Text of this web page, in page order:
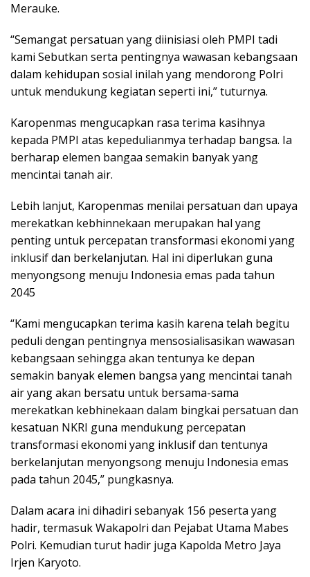
Merauke.
“Semangat persatuan yang diinisiasi oleh PMPI tadi
kami Sebutkan serta pentingnya wawasan kebangsaan
dalam kehidupan sosial inilah yang mendorong Polri
untuk mendukung kegiatan seperti ini,” tuturnya.
Karopenmas mengucapkan rasa terima kasihnya
kepada PMPI atas kepedulianmya terhadap bangsa. Ia
berharap elemen bangaa semakin banyak yang
mencintai tanah air.
Lebih lanjut, Karopenmas menilai persatuan dan upaya
merekatkan kebhinnekaan merupakan hal yang
penting untuk percepatan transformasi ekonomi yang
inklusif dan berkelanjutan. Hal ini diperlukan guna
menyongsong menuju Indonesia emas pada tahun
2045
“Kami mengucapkan terima kasih karena telah begitu
peduli dengan pentingnya mensosialisasikan wawasan
kebangsaan sehingga akan tentunya ke depan
semakin banyak elemen bangsa yang mencintai tanah
air yang akan bersatu untuk bersama-sama
merekatkan kebhinekaan dalam bingkai persatuan dan
kesatuan NKRI guna mendukung percepatan
transformasi ekonomi yang inklusif dan tentunya
berkelanjutan menyongsong menuju Indonesia emas
pada tahun 2045,” pungkasnya.
Dalam acara ini dihadiri sebanyak 156 peserta yang
hadir, termasuk Wakapolri dan Pejabat Utama Mabes
Polri. Kemudian turut hadir juga Kapolda Metro Jaya
Irjen Karyoto.